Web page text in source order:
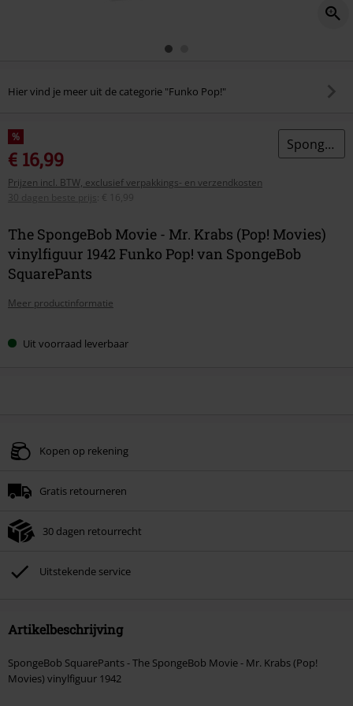
Hier vind je meer uit de categorie "Funko Pop!"
%
€ 16,99
Prijzen incl. BTW, exclusief verpakkings- en verzendkosten
30 dagen beste prijs
€ 16,99
SpongeBob SquarePants
The SpongeBob Movie - Mr. Krabs (Pop! Movies)
vinylfiguur 1942 Funko Pop! van SpongeBob
SquarePants
Meer productinformatie
Uit voorraad leverbaar
Kopen op rekening
Gratis retourneren
30 dagen retourrecht
Uitstekende service
Artikelbeschrijving
SpongeBob SquarePants - The SpongeBob Movie - Mr. Krabs (Pop!
Movies) vinylfiguur 1942